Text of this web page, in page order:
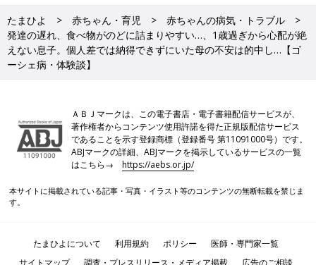
たまひよ 赤ちゃん・育児
赤ちゃんの病気・トラブル
発達の遅れ、食べ物がのどに詰まりやすい…、1歳過ぎから心配が絶
えない息子。個人差では納得できずにいた母の不安は的中し…【ゴ
ーシェ病・体験談】
ＡＢＪマークは、この電子書店・電子書籍配信サービスが、
著作権者からコンテンツ使用許諾を得た正規版配信サービス
であることを示す登録商標（登録番号 第11091000号）です。
ABJマークの詳細、ABJマークを掲示しているサービスの一覧
はこちら→https://aebs.or.jp/
本サイトに掲載されている記事・写真・イラスト等のコンテンツの無断転載を禁じま
す。
たまひよについて 利用規約 ポリシー
医師・専門家一覧
サイトマップ
調査・プレスリリース・メディア掲載 広告のご相談